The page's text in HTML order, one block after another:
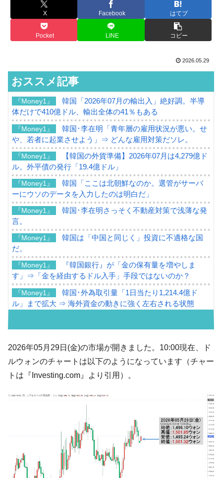
X Facebook はてブ
Pocket LINE コピー
2026.05.29
おススメ記事
『Money1』
韓国「2026年07月の輸出入」絶好調。半導
体だけで410億ドル、輸出全体の41％もある
『Money1』
韓国･李在明「青年層の雇用状況が悪い。せ
や、若者に起業させよう」⇒ どんな雇用対策だソレ。
『Money1』
【韓国の外貨準備】2026年07月は4,279億ド
ル。外平債の発行「19.4億ドル」
『Money1』
韓国「ここは北朝鮮なのか。選管がサーバ
ーにウソのデータを入力したのは明白だ」
『Money1』
韓国･李在明さっそく不動産対策で浅薄な発
言。
『Money1』
韓国は「中国と同じく」投資に不適格な国
だ。
『Money1』
『韓国銀行』が「金の保有量を増やしま
す」⇒「金を経由するドル入手」手段ではないのか？
『Money1』
韓国･外為取引量「1日当たり1,214.4億ド
ル」まで拡大 ⇒ 海外資金の動きに強く左右される状態
い「50.5％」に上昇
『Money1』
韓国大統領府ボンクラ政策室長が告発され
た ⇒ 国家が行った恐るべき株価操作であり、空前の国政壟
動」
国の過剰生産が世界を蝕む。
韓国製造業「半導体絶好調」のウラで他業
種は全般的「不調」⇒ PSIが示す現況は決して良くない。
『Money1』
【米韓激突案件】韓国消費者院が『クーパ
2026年05月29日(金)の市場が開きました。10:00現在、ド
ルウォンのチャートは以下のようになっています（チャー
トは『Investing.com』より引用）。